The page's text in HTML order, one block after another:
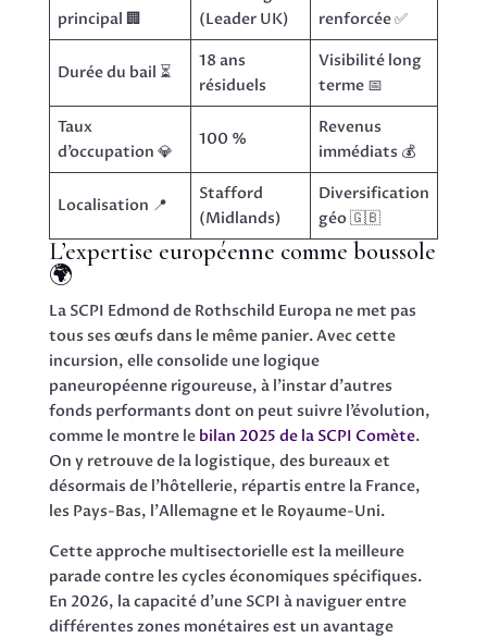
principal 🏢
(Leader UK)
renforcée ✅
Durée du bail ⏳
18 ans
résiduels
Visibilité long
terme 📅
Taux
d’occupation 💎
100 %
Revenus
immédiats 💰
Localisation 📍
Stafford
(Midlands)
Diversification
géo 🇬🇧
L’expertise européenne comme boussole
🌍
La SCPI Edmond de Rothschild Europa ne met pas
tous ses œufs dans le même panier. Avec cette
incursion, elle consolide une logique
paneuropéenne rigoureuse, à l’instar d’autres
fonds performants dont on peut suivre l’évolution,
comme le montre le bilan 2025 de la SCPI Comète.
On y retrouve de la logistique, des bureaux et
désormais de l’hôtellerie, répartis entre la France,
les Pays-Bas, l’Allemagne et le Royaume-Uni.
Cette approche multisectorielle est la meilleure
parade contre les cycles économiques spécifiques.
En 2026, la capacité d’une SCPI à naviguer entre
différentes zones monétaires est un avantage